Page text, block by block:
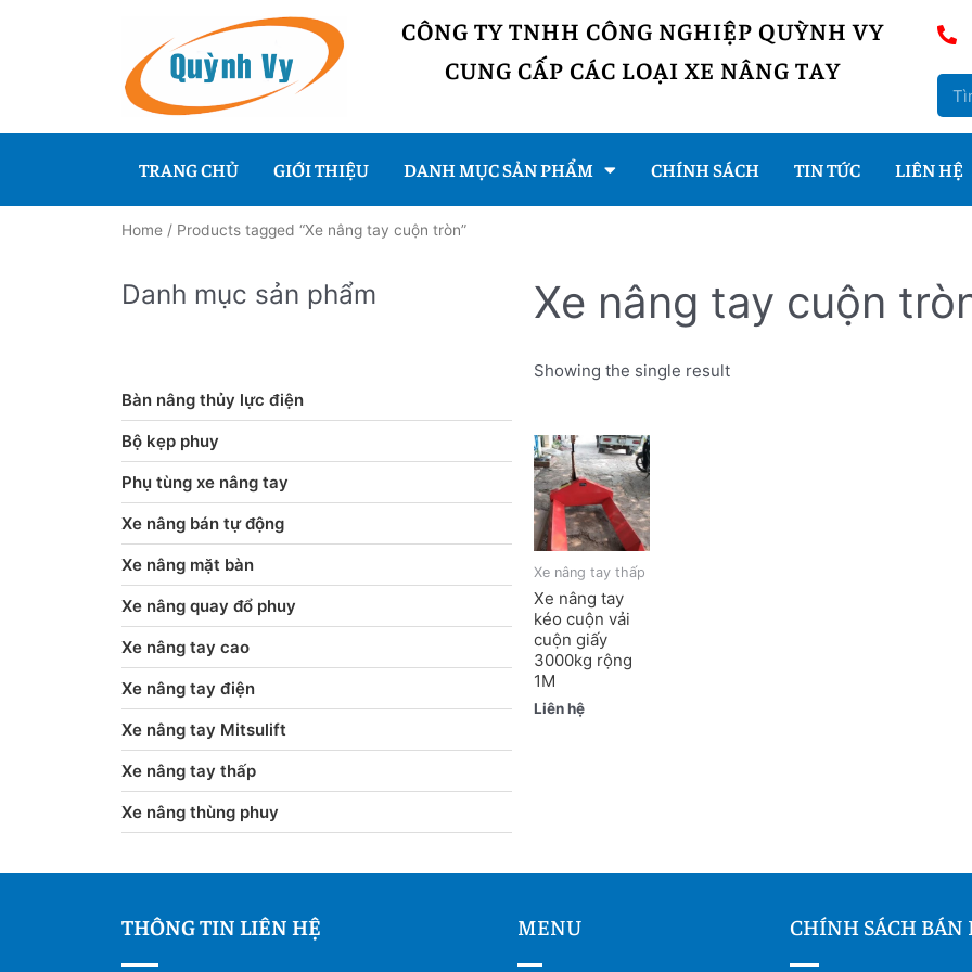
CÔNG TY TNHH CÔNG NGHIỆP QUỲNH VY
CUNG CẤP CÁC LOẠI XE NÂNG TAY
TRANG CHỦ GIỚI THIỆU DANH MỤC SẢN PHẨM CHÍNH SÁCH TIN TỨC LIÊN HỆ
Home / Products tagged “Xe nâng tay cuộn tròn”
Danh mục sản phẩm
Bàn nâng thủy lực điện
Bộ kẹp phuy
Phụ tùng xe nâng tay
Xe nâng bán tự động
Xe nâng mặt bàn
Xe nâng quay đổ phuy
Xe nâng tay cao
Xe nâng tay điện
Xe nâng tay Mitsulift
Xe nâng tay thấp
Xe nâng thùng phuy
Xe nâng tay cuộn
Showing the single result
Xe nâng tay thấp
Xe nâng tay
kéo cuộn vải
cuộn giấy
3000kg rộng
1M
Liên hệ
THÔNG TIN LIÊN HỆ MENU CHÍNH SÁCH BÁN